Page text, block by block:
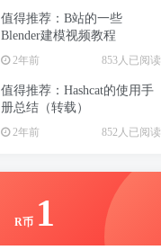
值得推荐：B站的一些
Blender建模视频教程
2年前 853人已阅读
值得推荐：Hashcat的使用手
册总结（转载）
2年前 852人已阅读
R币 1